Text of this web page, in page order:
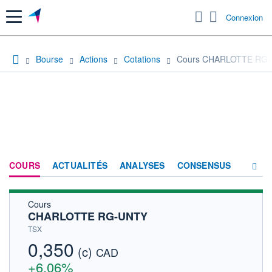
Menu Connexion
Bourse Actions Cotations Cours CHARLOTTE
COURS ACTUALITÉS ANALYSES CONSENSUS
Cours
CHARLOTTE RG-UNTY
TSX
0,350 (c) CAD
+6,06%